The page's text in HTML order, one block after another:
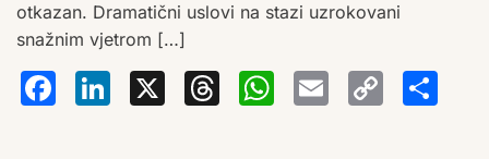
otkazan. Dramatični uslovi na stazi uzrokovani
snažnim vjetrom […]
Facebook
LinkedIn
X Threads
Email